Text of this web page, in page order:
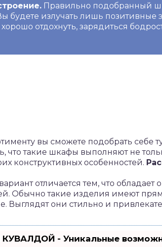
Правильно подобранный
будете излучать лишь позитивные
отдохнуть, зарядиться
вы сможете подобрать себе
что такие шкафы выполняют не
конструктивных особенностей.
отличается тем, что
Обычно такие изделия имеют
Выглядят они стильно и
- Уникальные